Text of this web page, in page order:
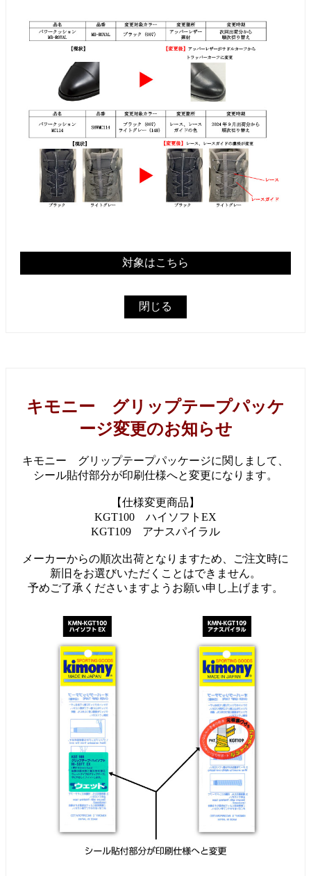
対象はこちら
閉じる
キモニー グリップテープパッケ
ージ変更のお知らせ
キモニー グリップテープパッケージに関しまして、
シール貼付部分が印刷仕様へと変更になります。
【仕様変更商品】
KGT100 ハイソフトEX
KGT109 アナスパイラル
メーカーからの順次出荷となりますため、ご注文時に
新旧をお選びいただくことはできません。
予めご了承くださいますようお願い申し上げます。